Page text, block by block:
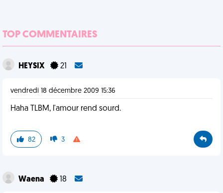
TOP COMMENTAIRES
HEYSIX 21
vendredi 18 décembre 2009 15:36
Haha TLBM, l'amour rend sourd.
82 3
Waena 18